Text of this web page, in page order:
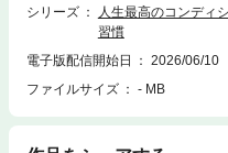
く。毎日を戦うすべての人に読
慣」です。【目次】［1章］ルー
作［5章］食事［6章］メンタル
シリーズ
人生最高のコンディ
習慣
電子版配信開始日
2026/06/10
ファイルサイズ
- MB